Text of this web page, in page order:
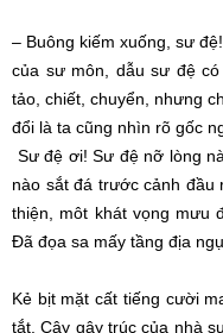
– Buông kiếm xuống, sư
của sư môn, dẫusư đệcó
tảo, chiết, chuyển, nhưng
đổi là ta cũng nhìn rõ gốc
Sư đệ ơi!Sư đệnỡ lòng
nào sắt đá trước cảnh đầu
thiện , môt khát vọng mưu
Đã đọa sa mấy tầng địa
Kẻ bịt mặtcất tiếng cười
tắt. Cây gậy trúc của nhà